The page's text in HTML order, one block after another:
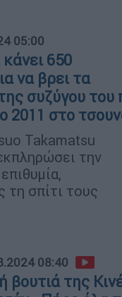
05:00
650
να βρει τα
συζύγου του
2011 στο
Takamatsu
την
τη σπίτι τους
08:40
βουτιά της